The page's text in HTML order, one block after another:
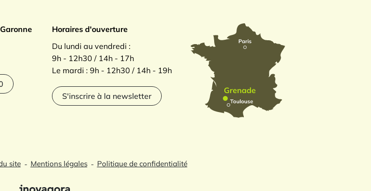
Horaires d'ouverture
Du lundi au vendredi :
9h - 12h30 / 14h - 17h
Le mardi : 9h - 12h30 / 14h - 19h
S'inscrire à la newsletter
site Mentions légales Politique de confidentialité